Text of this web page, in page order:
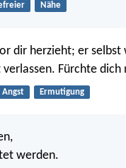
Nähe
dir herzieht; er
Fürchte
Angst Ermutigung
werden.